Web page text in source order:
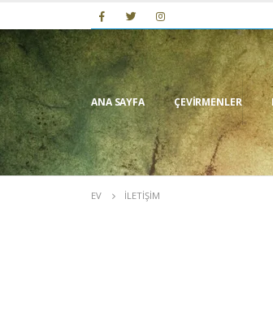
ANA SAYFA ÇEVIRMENLER
EV İLETIŞIM